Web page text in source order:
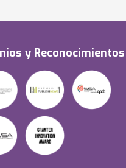
y Reconocimientos